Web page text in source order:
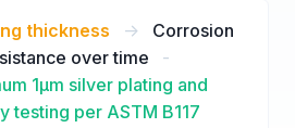
thickness ->
Corrosion
over time
-
1μm silver plating and
testing per ASTM B117